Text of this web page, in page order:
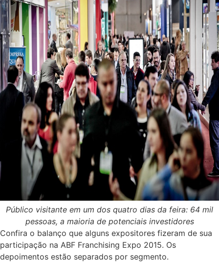
Público visitante em um dos quatro dias da feira: 64 mil
pessoas, a maioria de potenciais investidores
Confira o balanço que alguns expositores fizeram de sua
participação na ABF Franchising Expo 2015. Os
depoimentos estão separados por segmento.